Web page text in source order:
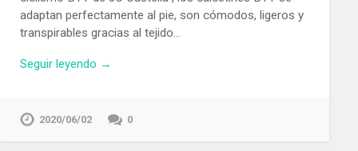
adaptan perfectamente al pie, son cómodos, ligeros y
transpirables gracias al tejido…
Seguir leyendo →
2020/06/02 0